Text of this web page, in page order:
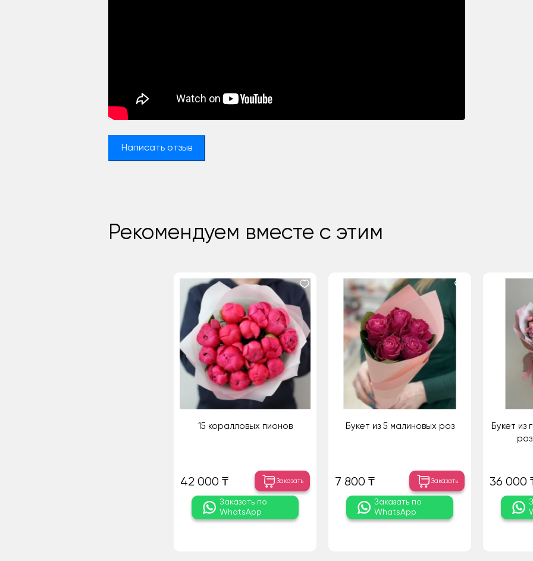
Написать отзыв
Рекомендуем вместе с этим
15 коралловых пионов
42 000 ₸ Заказать
Заказать по
WhatsApp
Букет из 5 малиновых роз
7 800 ₸ Заказать
Заказать по
WhatsApp
Букет из
36 000